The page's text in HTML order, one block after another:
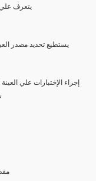
(5) يتعرف
(6) يستطيع تحديد مصدر
1-